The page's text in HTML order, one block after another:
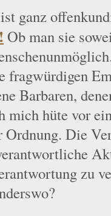
ganz
Ob man sie
Barbaren,
mich hüte vor
Ordnung. Die
zu